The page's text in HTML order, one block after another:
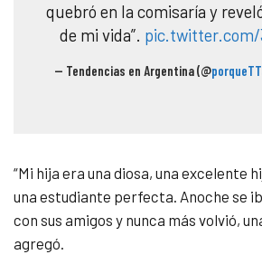
quebró en la comisaría y
de mi vida”. pic.twitter.com/
— Tendencias en Argentina (@
“Mi hija era una diosa, una excelente
una estudiante perfecta. Anoche se
con sus amigos y nunca más volvió,
agregó.